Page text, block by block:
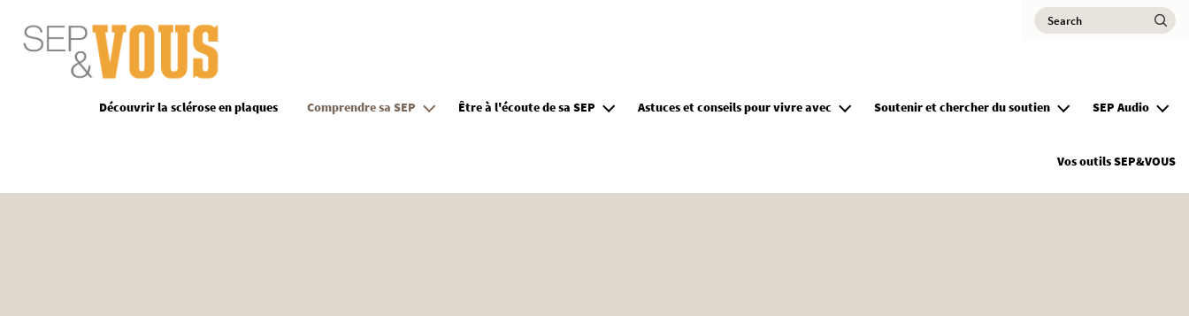
Search
Découvrir la sclérose en plaques Comprendre sa SEP Être à l'écoute de sa SEP Astuces et conseils pour vivre avec Soutenir et chercher du soutien SEP Audio
Vos outils SEP&VOUS